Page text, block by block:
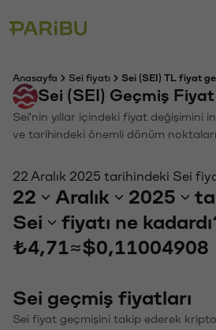
Anasayfa Sei fiyatı Sei (SEI) TL fiyat
Sei (SEI) Geçmiş
Sei'nin yıllar içindeki fiyat değişimini
ve tarihindeki önemli dönüm
22 Aralık 2025 tarihindeki Sei
22 Aralık 2025
Sei
fiyatı ne
₺4,71≈$0,11004908
Sei geçmiş fiyatları
Sei fiyat geçmişini takip ederek kripto